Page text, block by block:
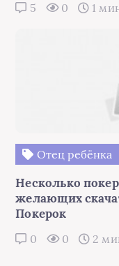
5 0 1
Отец ребёнка
Несколько
желающих
Покерок
0 0 2